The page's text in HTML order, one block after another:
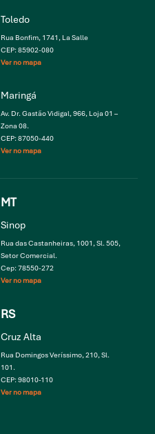
Toledo
Rua Bonfim, 1741, La Salle
CEP: 85902-080
Ver no mapa
Maringá
Av. Dr. Gastão Vidigal, 966, Loja 01 –
Zona 08.
CEP: 87050-440
Ver no mapa
MT
Sinop
Rua das Castanheiras, 1001, Sl. 505,
Setor Comercial.
Cep: 78550-272
Ver no mapa
RS
Cruz Alta
Rua Domingos Veríssimo, 210, Sl.
101.
CEP: 98010-110
Ver no mapa